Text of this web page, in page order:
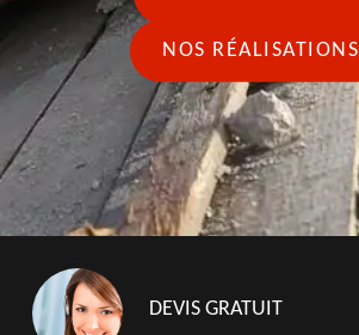
NOS RÉALISATIONS
DEVIS GRATUIT